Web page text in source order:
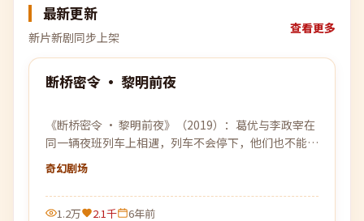
最新更新
新片新剧同步上架
查看更多
最新
99:58
断桥密令 · 黎明前夜
《断桥密令 · 黎明前夜》（2019）：葛优与李政宰在
同一辆夜班列车上相遇，列车不会停下，他们也不能停
下。
奇幻剧场
1.2万 2.1千 6年前